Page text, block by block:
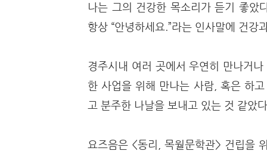
나는 그의 건강한 목소리가 듣기 좋았
항상 “안녕하세요.”라는 인사말에 건
경주시내 여러 곳에서 우연히 만나거
한 사업을 위해 만나는 사람, 혹은 하
고 분주한 나날을 보내고 있는 것 같았
요즈음은 <동리, 목월문학관> 건립을